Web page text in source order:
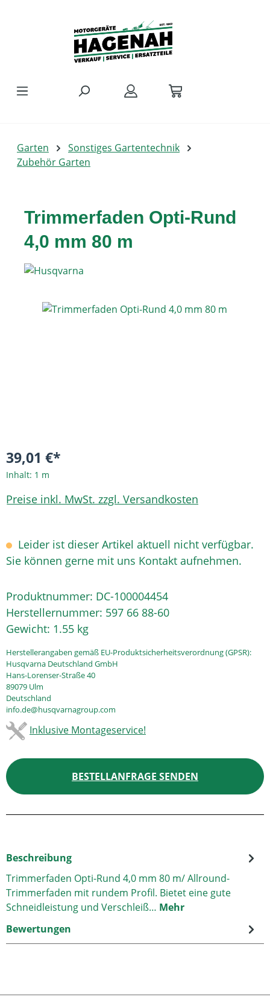
Garten
Sonstiges Gartentechnik
Zubehör Garten
Trimmerfaden Opti-Rund
4,0 mm 80 m
Bildergalerie überspringen
39,01 €*
Inhalt: 1 m
Preise inkl. MwSt. zzgl. Versandkosten
Leider ist dieser Artikel aktuell nicht verfügbar.
Sie können gerne mit uns Kontakt aufnehmen.
Produktnummer: DC-100004454
Herstellernummer: 597 66 88-60
Gewicht: 1.55 kg
Herstellerangaben gemäß EU-Produktsicherheitsverordnung (GPSR):
Husqvarna Deutschland GmbH
Hans-Lorenser-Straße 40
89079 Ulm
Deutschland
info.de@husqvarnagroup.com
Inklusive Montageservice!
BESTELLANFRAGE SENDEN
Beschreibung
Trimmerfaden Opti-Rund 4,0 mm 80 m/ Allround-
Trimmerfaden mit rundem Profil. Bietet eine gute
Schneidleistung und Verschleiß… Mehr
Bewertungen